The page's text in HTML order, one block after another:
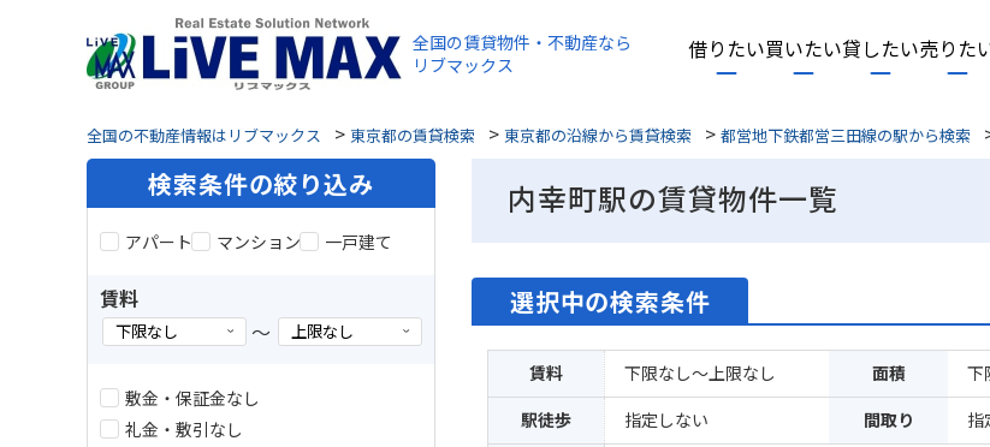
全国の賃貸物件・不動産なら
リブマックス
借りたい買いたい貸したい売りた
全国の不動産情報はリブマックス > 東京都の賃貸検索 > 東京都の沿線から賃貸検索 > 都営地下鉄都営三田線の駅から検索
内幸町駅の賃貸物件一覧
選択中の検索条件
賃料 下限なし～上限なし 面積 下
駅徒歩
指定しない 間取り
指
検索条件の絞り込み
アパート マンション 一戸建て
賃料
～
敷金・保証金なし
礼金・敷引なし